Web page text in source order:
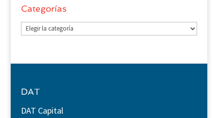
Categorías
Categorías
DAT
DAT Capital